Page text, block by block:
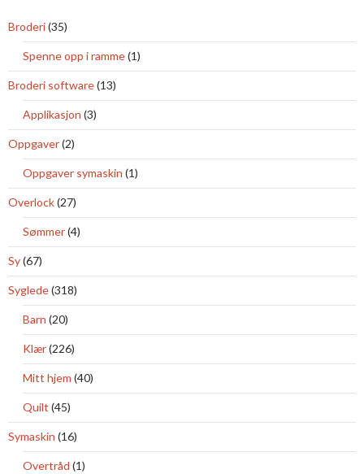
Broderi(35)
Spenne opp i ramme(1)
Broderi software(13)
Applikasjon (3)
Oppgaver(2)
Oppgaver symaskin (1)
Overlock(27)
Sømmer(4)
Sy(67)
Syglede(318)
Barn (20)
Klær(226)
Mitt hjem (40)
Quilt (45)
Symaskin (16)
Overtråd (1)